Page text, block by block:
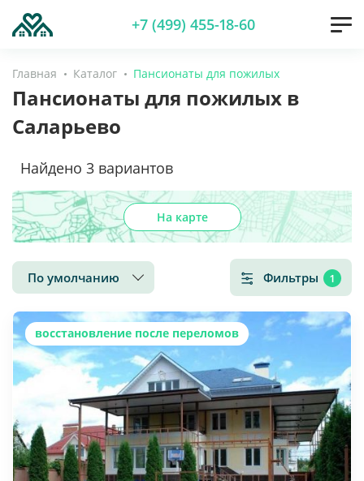
+7 (499) 455-18-60
Главная Каталог Пансионаты для пожилых
Пансионаты для пожилых в
Саларьево
Найдено 3 вариантов
По умолчанию Фильтры 1
На карте
восстановление после переломов